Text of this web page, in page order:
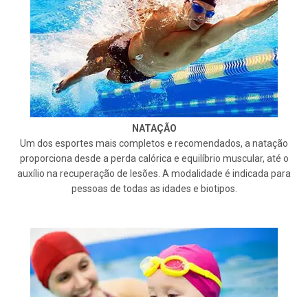
NATAÇÃO
Um dos esportes mais completos e recomendados, a natação
proporciona desde a perda calórica e equilíbrio muscular, até o
auxílio na recuperação de lesões. A modalidade é indicada para
pessoas de todas as idades e biotipos.